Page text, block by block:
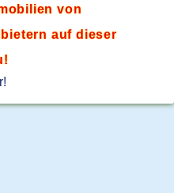
von
auf dieser